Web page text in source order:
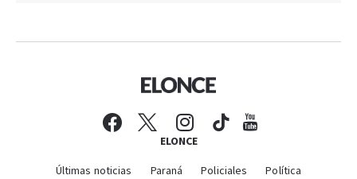
ELONCE
Últimas noticias Paraná Policiales
Política